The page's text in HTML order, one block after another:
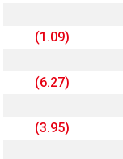
(1.09)
(6.27)
(3.95)